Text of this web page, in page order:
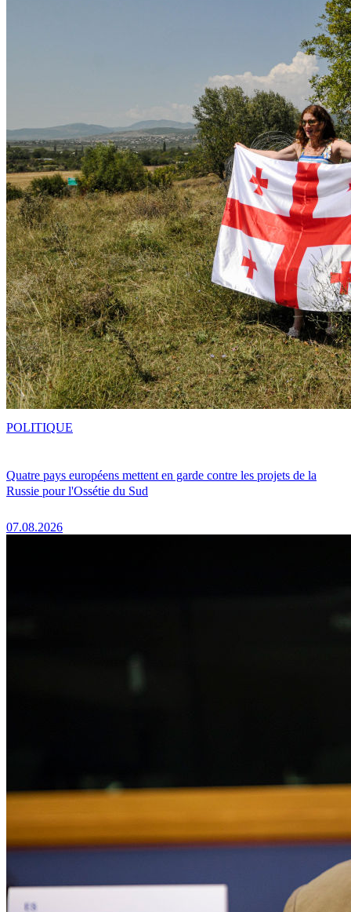
Quatre pays européens mettent en garde contre les projets de la
Russie pour l'Ossétie du Sud
07.08.2026
POLITIQUE